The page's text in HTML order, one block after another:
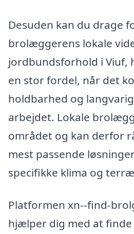
Desuden kan du drage
brolæggerens lokale
jordbundsforhold i Viuf,
en stor fordel, når det
holdbarhed og
arbejdet. Lokale
området og kan derfor
mest passende
specifikke klima og
Platformen xn--find-
hjælper dig med at